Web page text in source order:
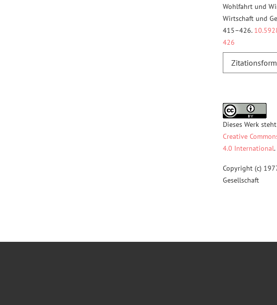
Wohlfahrt und
Wirtschaft und
415–426.
426
Dieses Werk
Creative
4.0 International.
Copyright (c)
Gesellschaft